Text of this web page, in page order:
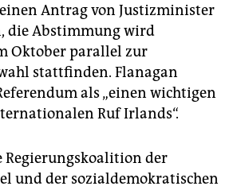
Antrag von Justizminister
die Abstimmung wird
Oktober parallel zur
stattfinden. Flanagan
als „einen wichtigen
Ruf Irlands“.
Regierungskoalition der
und der sozialdemokratischen